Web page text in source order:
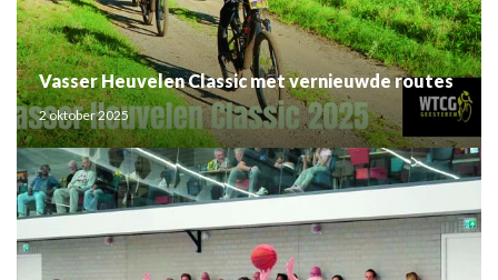
Vasser Heuvelen Classic met vernieuwde routes
2 oktober 2025